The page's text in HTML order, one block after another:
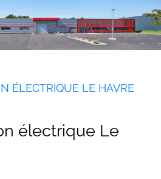
ÉLECTRIQUE LE HAVRE
électrique Le